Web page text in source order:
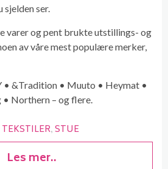
ser.
varer og pent brukte utstillings- og
av våre mest populære merker,
• &Tradition • Muuto • Heymat •
Northern – og flere.
TEKSTILER STUE
Les mer..